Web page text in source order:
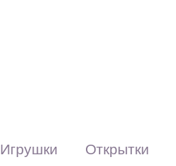
Игрушки Открытки